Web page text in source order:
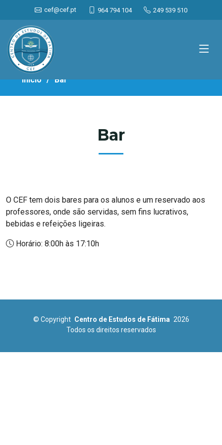
cef@cef.pt 964 794 104 249 539 510
Início Bar
Bar
O CEF tem dois bares para os alunos e um reservado aos
professores, onde são servidas, sem fins lucrativos,
bebidas e refeições ligeiras.
Horário: 8:00h às 17:10h
© Copyright Centro de Estudos de Fátima 2026
Todos os direitos reservados